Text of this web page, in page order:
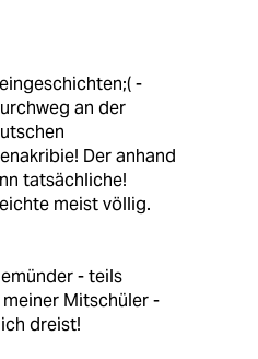
-
an der
Der anhand
tatsächliche!
meist völlig.
- teils
Mitschüler -
dreist!